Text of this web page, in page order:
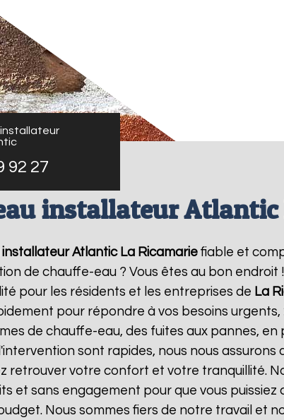
92 27
installateur Atlantic
Atlantic La Ricamarie fiable et
de chauffe-eau ? Vous êtes au bon
pour les résidents et les entreprises de La
pour répondre à vos besoins urgents,
de chauffe-eau, des fuites aux pannes,
sont rapides, nous nous
retrouver votre confort et votre tranquillité.
et sans engagement pour que vous
Nous sommes fiers de notre travail et